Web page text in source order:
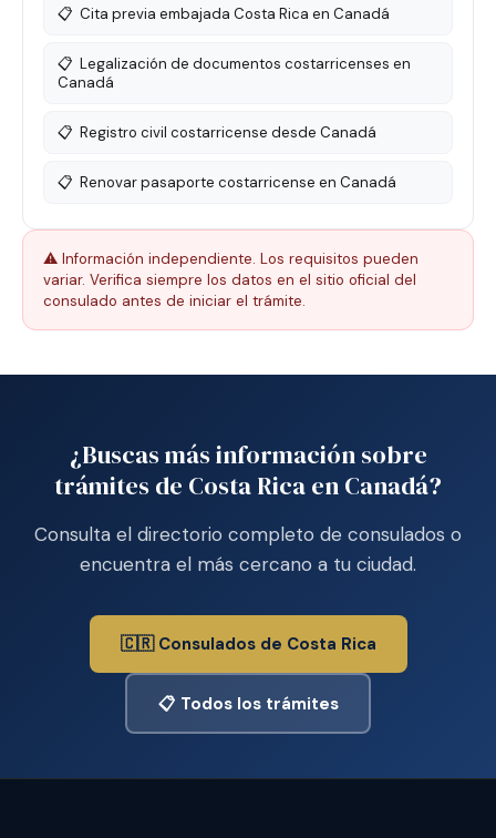
📋 Cita previa embajada Costa Rica en Canadá
📋 Legalización de documentos costarricenses en
Canadá
📋 Registro civil costarricense desde Canadá
📋 Renovar pasaporte costarricense en Canadá
⚠️ Información independiente. Los requisitos pueden
variar. Verifica siempre los datos en el sitio oficial del
consulado antes de iniciar el trámite.
¿Buscas más información sobre
trámites de Costa Rica en Canadá?
Consulta el directorio completo de consulados o
encuentra el más cercano a tu ciudad.
🇨🇷 Consulados de Costa Rica
📋 Todos los trámites